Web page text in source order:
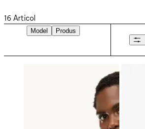
16 Articol
Model
Produs